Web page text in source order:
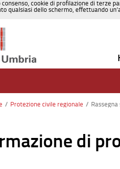
cookie di profilazione di terze
qualsiasi dello schermo, effettuando
/ Protezione civile regionale /
di